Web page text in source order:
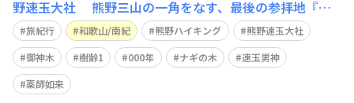
野速玉大社 熊野三山の一角をなす、最後の参拝地『熊
野速玉大社』 南紀・新宮の国道42号線に面しているの
で、アクセスは抜群です🙂 （熊野古道は海岸線沿いを通
っていますが、住宅街で風情は…） 「熊野速玉大社」
の宮司は、MotoRの遠戚に当た
旅紀行 和歌山/南紀 熊野ハイキング
熊野速玉大社
御神木
樹齢1 000年 ナギの木
速玉男神
薬師如来